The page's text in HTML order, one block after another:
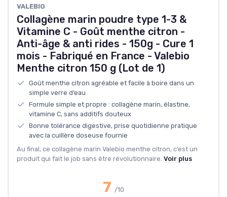
VALEBIO
Collagène marin poudre type 1-3 &
Vitamine C - Goût menthe citron -
Anti-âge & anti rides - 150g - Cure 1
mois - Fabriqué en France - Valebio
Menthe citron 150 g (Lot de 1)
Goût menthe citron agréable et facile à boire dans un
simple verre d’eau
Formule simple et propre : collagène marin, élastine,
vitamine C, sans additifs douteux
Bonne tolérance digestive, prise quotidienne pratique
avec la cuillère doseuse fournie
Au final, ce collagène marin Valebio menthe citron, c’est un
produit qui fait le job sans être révolutionnaire. Voir plus
7 /10